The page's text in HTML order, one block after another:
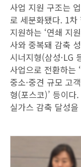
사업 지원 구조는
로 세분화됐다. 1차
지원하는 ‘연쇄 지
사와 중복돼 감축
시너지형(삼성·LG
사업으로 전환하는
중소·중견 규모 고
형(포스코)’ 등이
실가스 감축 달성